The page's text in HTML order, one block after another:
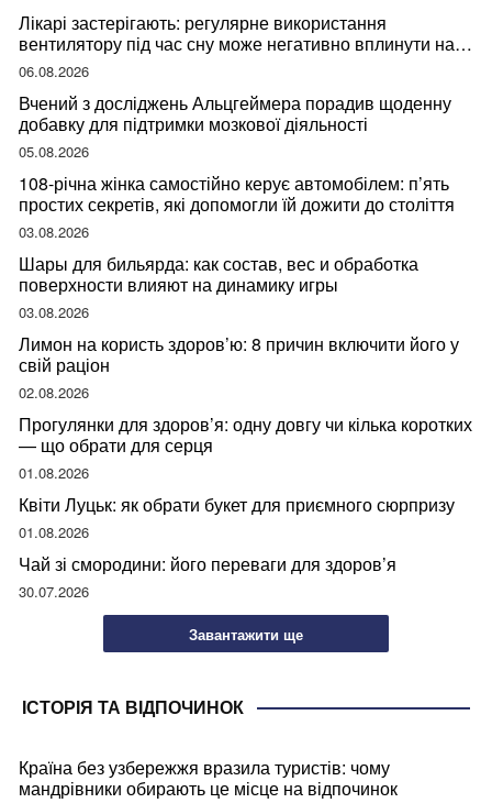
Лікарі застерігають: регулярне використання
вентилятору під час сну може негативно вплинути на
ваше здоров’я
06.08.2026
Вчений з досліджень Альцгеймера порадив щоденну
добавку для підтримки мозкової діяльності
05.08.2026
108-річна жінка самостійно керує автомобілем: п’ять
простих секретів, які допомогли їй дожити до століття
03.08.2026
Шары для бильярда: как состав, вес и обработка
поверхности влияют на динамику игры
03.08.2026
Лимон на користь здоров’ю: 8 причин включити його у
свій раціон
02.08.2026
Прогулянки для здоров’я: одну довгу чи кілька коротких
— що обрати для серця
01.08.2026
Квіти Луцьк: як обрати букет для приємного сюрпризу
01.08.2026
Чай зі смородини: його переваги для здоров’я
30.07.2026
Завантажити ще
ІСТОРІЯ ТА ВІДПОЧИНОК
Країна без узбережжя вразила туристів: чому
мандрівники обирають це місце на відпочинок